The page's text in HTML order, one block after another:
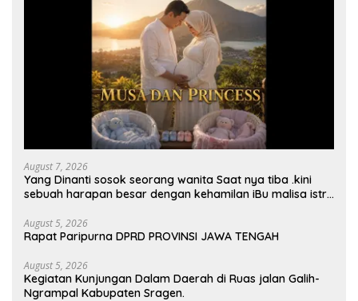
August 7, 2026
Yang Dinanti sosok seorang wanita Saat nya tiba .kini
sebuah harapan besar dengan kehamilan iBu malisa istri
yang berjudul Musa & Princes.
August 5, 2026
Rapat Paripurna DPRD PROVINSI JAWA TENGAH
August 5, 2026
Kegiatan Kunjungan Dalam Daerah di Ruas jalan Galih-
Ngrampal Kabupaten Sragen.